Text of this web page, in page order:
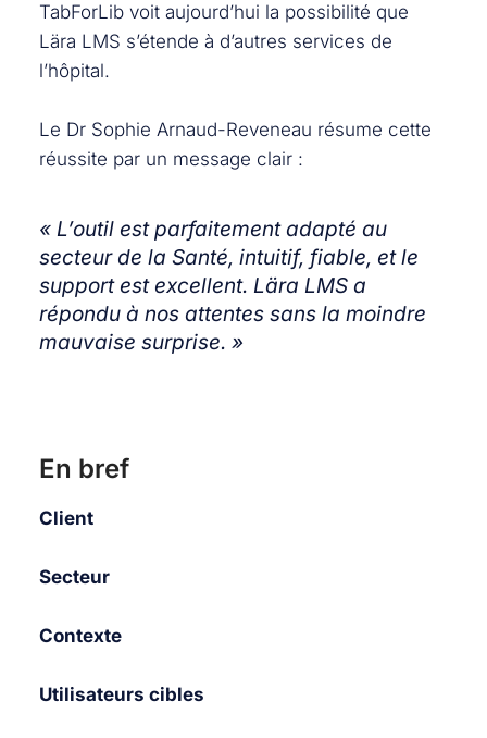
TabForLib voit aujourd’hui la possibilité que
Lära LMS s’étende à d’autres services de
l’hôpital.
Le Dr Sophie Arnaud-Reveneau résume cette
réussite par un message clair :
« L’outil est parfaitement adapté au
secteur de la Santé, intuitif, fiable, et le
support est excellent. Lära LMS a
répondu à nos attentes sans la moindre
mauvaise surprise. »
En bref
Client
Secteur
Contexte
Utilisateurs cibles